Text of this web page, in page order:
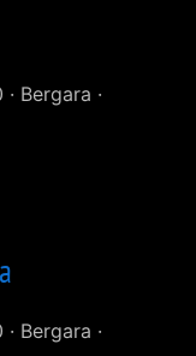
Bergara ·
Bergara ·